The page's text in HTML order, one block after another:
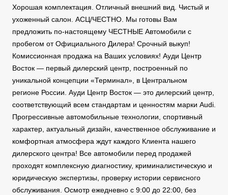
Хорошая комплектация. Отличный внешний вид. Чистый и
ухоженный салон. АСЦ/ЧЕСТНО. Мы готовы Вам
предложить по-настоящему ЧЕСТНЫЕ Автомобили с
пробегом от Официального Дилера! Срочный выкуп!
Комиссионная продажа на Ваших условиях! Ауди Центр
Восток — первый дилерский центр, построенный по
уникальной концепции «Терминал», в Центральном
регионе России. Ауди Центр Восток — это дилерский центр,
соответствующий всем стандартам и ценностям марки Audi.
Прогрессивные автомобильные технологии, спортивный
характер, актуальный дизайн, качественное обслуживание и
комфортная атмосфера ждут каждого Клиента нашего
дилерского центра! Все автомобили перед продажей
проходят комплексную диагностику, криминалистическую и
юридическую экспертизы, проверку истории сервисного
обслуживания. Осмотр ежедневно с 9:00 до 22:00, без